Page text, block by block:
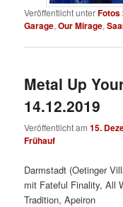
Veröffentlicht unterFotos
Garage,Our Mirage,
Metal Up
14.12.2019
Veröffentlicht am15.
Frühauf
Darmstadt (Oetinger
mit Fateful Finality, All
Tradition, Apeiron